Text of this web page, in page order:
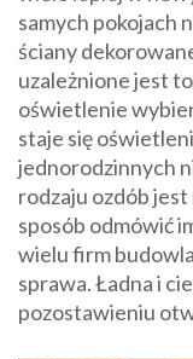
samych pokojach
ściany
uzależnione jest
oświetlenie
staje się
jednorodzinnych
rodzaju ozdób jest
sposób odmówić
wielu firm
sprawa. Ładna i
pozostawieniu